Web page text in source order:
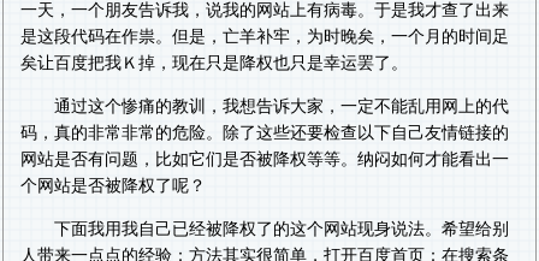
一天，一个朋友告诉我，说我的网站上有病毒。于是我才查了出来
是这段代码在作祟。但是，亡羊补牢，为时晚矣，一个月的时间足
矣让百度把我Ｋ掉，现在只是降权也只是幸运罢了。
通过这个惨痛的教训，我想告诉大家，一定不能乱用网上的代
码，真的非常非常的危险。除了这些还要检查以下自己友情链接的
网站是否有问题，比如它们是否被降权等等。纳闷如何才能看出一
个网站是否被降权了呢？
下面我用我自己已经被降权了的这个网站现身说法。希望给别
人带来一点点的经验：方法其实很简单，打开百度首页：在搜索条